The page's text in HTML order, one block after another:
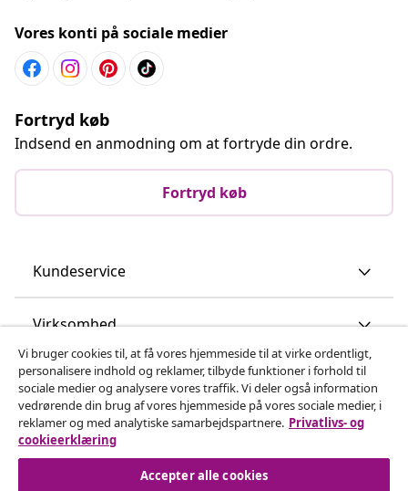
Vores konti på sociale medier
Fortryd køb
Indsend en anmodning om at fortryde din ordre.
Fortryd køb
Kundeservice
Virksomhed
vidaXL
Opdag mere
Vi bruger cookies til, at få vores hjemmeside til at virke ordentligt,
personalisere indhold og reklamer, tilbyde funktioner i forhold til
sociale medier og analysere vores traffik. Vi deler også information
vedrørende din brug af vores hjemmeside på vores sociale medier, i
reklamer og med analytiske samarbejdspartnere. Privatlivs- og
cookieerklæring
Accepter alle cookies